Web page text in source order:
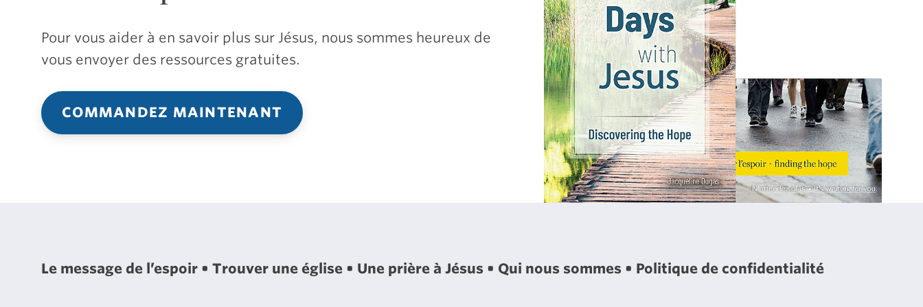
Pour vous aider à en savoir plus sur Jésus, nous sommes heureux de
vous envoyer des ressources gratuites.
COMMANDEZ MAINTENANT
Le message de l’espoir Trouver une église Une prière à Jésus Qui nous sommes Politique de confidentialité